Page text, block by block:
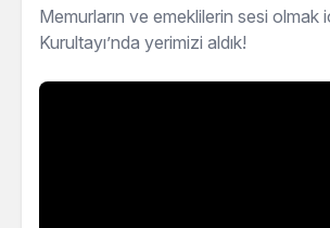
Memurların ve emeklilerin sesi olmak
Kurultayı’nda yerimizi aldık!